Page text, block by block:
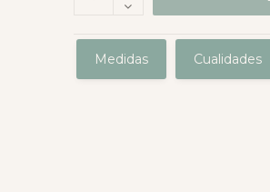
Medidas Cualidades